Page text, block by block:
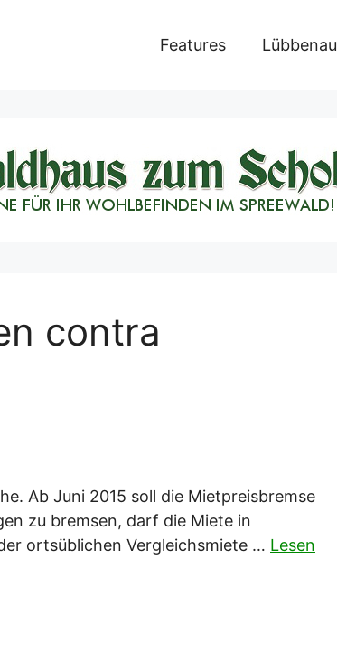
Features Lübbenau
contra
Ab Juni 2015 soll die Mietpreisbremse
zu bremsen, darf die Miete in
ortsüblichen Vergleichsmiete … Lesen